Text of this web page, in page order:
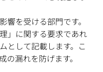
響を受ける部門です。
」に関する要求であれ
として記載します。こ
の漏れを防げます。